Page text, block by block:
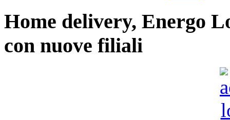
Home delivery, Energo
con nuove filiali